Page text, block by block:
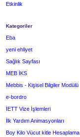
Etkinlik
Kategoriler
Eba
yeni ehliyet
Sağlık Sayfası
MEB İKS
Mebbis - Kişisel Bilgiler Modülü
e-bordro
İETT Vize İşlemleri
İlk Yardım Animasyonları
Boy Kilo Vücut kitle Hesaplama